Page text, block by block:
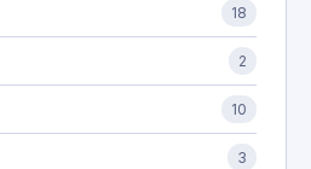
18
2
10
3